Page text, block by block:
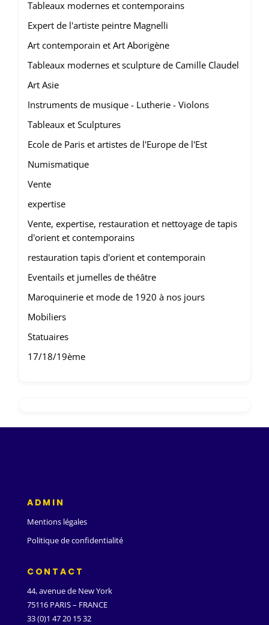
Tableaux modernes et contemporains
Expert de l'artiste peintre Magnelli
Art contemporain et Art Aborigène
Tableaux modernes et sculpture de Camille Claudel
Art Asie
Instruments de musique - Lutherie - Violons
Tableaux et Sculptures
Ecole de Paris et artistes de l'Europe de l'Est
Numismatique
Vente
expertise
Vente, expertise, restauration et nettoyage de tapis
d'orient et contemporains
restauration tapis d'orient et contemporain
Eventails et jumelles de théâtre
Maroquinerie et mode de 1920 à nos jours
Mobiliers
Statuaires
17/18/19ème
ADMIN
Mentions légales
Politique de confidentialité
CONTACT
44, avenue de New York
75116 PARIS – FRANCE
33 (0)1 47 20 15 32